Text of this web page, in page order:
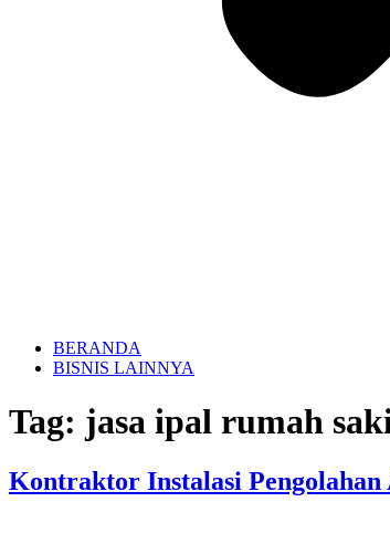
BERANDA
BISNIS LAINNYA
Tag: jasa ipal rumah
Kontraktor Instalasi